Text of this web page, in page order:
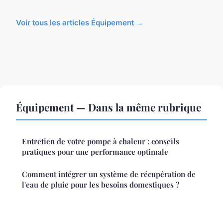
Voir tous les articles Équipement →
Équipement — Dans la même rubrique
Entretien de votre pompe à chaleur : conseils
pratiques pour une performance optimale
Comment intégrer un système de récupération de
l'eau de pluie pour les besoins domestiques ?